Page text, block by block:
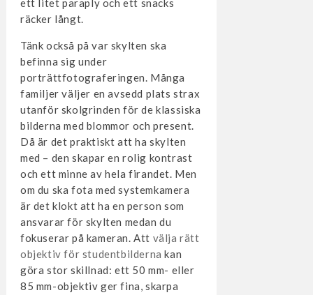
ett litet paraply och ett snacks
räcker långt.
Tänk också på var skylten ska
befinna sig under
porträttfotograferingen. Många
familjer väljer en avsedd plats strax
utanför skolgrinden för de klassiska
bilderna med blommor och present.
Då är det praktiskt att ha skylten
med – den skapar en rolig kontrast
och ett minne av hela firandet. Men
om du ska fota med systemkamera
är det klokt att ha en person som
ansvarar för skylten medan du
fokuserar på kameran. Att välja rätt
objektiv för studentbilderna kan
göra stor skillnad: ett 50 mm- eller
85 mm-objektiv ger fina, skarpa